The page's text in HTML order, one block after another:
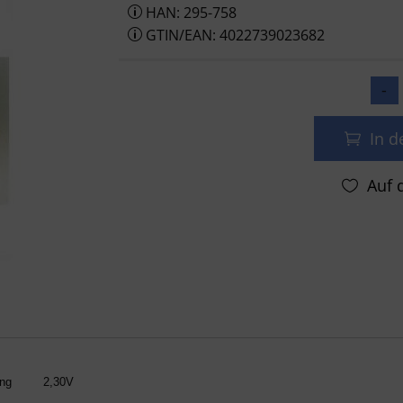
HAN: 295-758
GTIN/EAN: 4022739023682
In
Akku CTL 920 F / 295-758 mit
2,30V